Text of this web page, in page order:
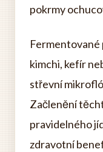
pokrmy
Fermentované
kimchi, kefír
střevní
Začlenění
pravidelného
zdravotní